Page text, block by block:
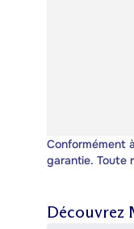
Conformément
garantie. Toute
Découvrez